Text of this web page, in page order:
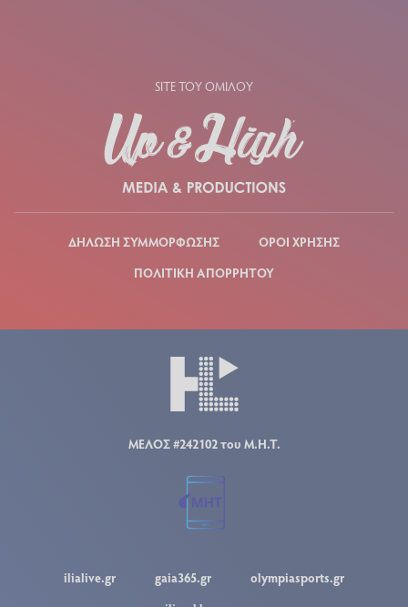
SITE ΤΟΥ ΟΜΙΛΟΥ
ΔΗΛΩΣΗ ΣΥΜΜΟΡΦΩΣΗΣ
ΟΡΟΙ ΧΡΗΣΗΣ
ΠΟΛΙΤΙΚΗ ΑΠΟΡΡΗΤΟΥ
ΜΕΛΟΣ #242102 του Μ.Η.Τ.
ilialive.gr gaia365.gr
olympiasports.gr